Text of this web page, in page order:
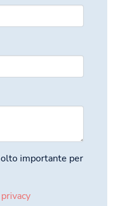
importante per